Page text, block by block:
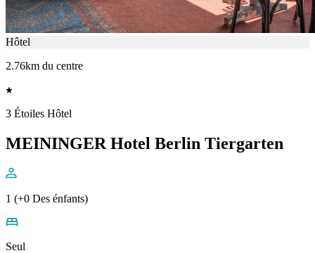
Hôtel
2.76km du centre
3 Étoiles Hôtel
MEININGER Hotel Berlin Tiergarten
1 (+0 Des énfants)
Seul